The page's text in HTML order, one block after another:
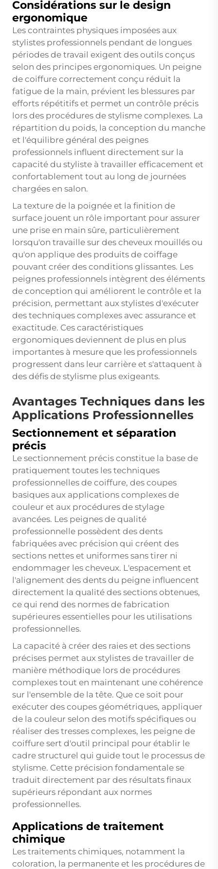
Considérations sur le design
ergonomique
Les contraintes physiques imposées aux
stylistes professionnels pendant de longues
périodes de travail exigent des outils conçus
selon des principes ergonomiques. Un peigne
de coiffure correctement conçu réduit la
fatigue de la main, prévient les blessures par
efforts répétitifs et permet un contrôle précis
lors des procédures de stylisme complexes. La
répartition du poids, la conception du manche
et l'équilibre général des peignes
professionnels influent directement sur la
capacité du styliste à travailler efficacement et
confortablement tout au long de journées
chargées en salon.
La texture de la poignée et la finition de
surface jouent un rôle important pour assurer
une prise en main sûre, particulièrement
lorsqu'on travaille sur des cheveux mouillés ou
qu'on applique des produits de coiffage
pouvant créer des conditions glissantes. Les
peignes professionnels intègrent des éléments
de conception qui améliorent le contrôle et la
précision, permettant aux stylistes d'exécuter
des techniques complexes avec assurance et
exactitude. Ces caractéristiques
ergonomiques deviennent de plus en plus
importantes à mesure que les professionnels
progressent dans leur carrière et s'attaquent à
des défis de stylisme plus exigeants.
Avantages Techniques dans les
Applications Professionnelles
Sectionnement et séparation
précis
Le sectionnement précis constitue la base de
pratiquement toutes les techniques
professionnelles de coiffure, des coupes
basiques aux applications complexes de
couleur et aux procédures de stylage
avancées. Les peignes de qualité
professionnelle possèdent des dents
fabriquées avec précision qui créent des
sections nettes et uniformes sans tirer ni
endommager les cheveux. L'espacement et
l'alignement des dents du peigne influencent
directement la qualité des sections obtenues,
ce qui rend des normes de fabrication
supérieures essentielles pour les utilisations
professionnelles.
La capacité à créer des raies et des sections
précises permet aux stylistes de travailler de
manière méthodique lors de procédures
complexes tout en maintenant une cohérence
sur l'ensemble de la tête. Que ce soit pour
exécuter des coupes géométriques, appliquer
de la couleur selon des motifs spécifiques ou
réaliser des tresses complexes, les peigne de
coiffure sert d'outil principal pour établir le
cadre structurel qui guide tout le processus de
stylisme. Cette précision fondamentale se
traduit directement par des résultats finaux
supérieurs répondant aux normes
professionnelles.
Applications de traitement
chimique
Les traitements chimiques, notamment la
coloration, la permanente et les procédures de